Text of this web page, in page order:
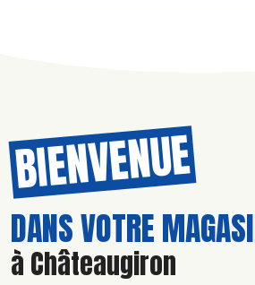
BIENVENUE
DANS VOTRE
à Châteaugiron